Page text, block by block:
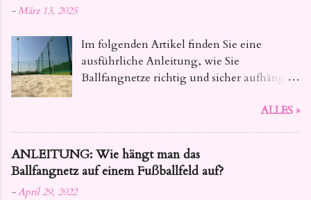
-März 13, 2025
Im folgenden Artikel finden Sie eine
ausführliche Anleitung, wie Sie
Ballfangnetze richtig und sicher aufhängen
notwendigen Informationen, von der
zu den konkreten Installationsschritten,
damit Ihre Netze fest und zuverlässig sind.
ALLES »
ANLEITUNG: Wie hängt man das
Ballfangnetz auf einem Fußballfeld auf?
-April 29, 2022